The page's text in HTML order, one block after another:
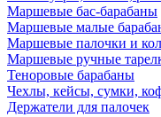
Маршевые бас-барабаны
Маршевые малые
Маршевые палочки и
Маршевые ручные
Теноровые барабаны
Чехлы, кейсы, сумки,
Держатели для палочек